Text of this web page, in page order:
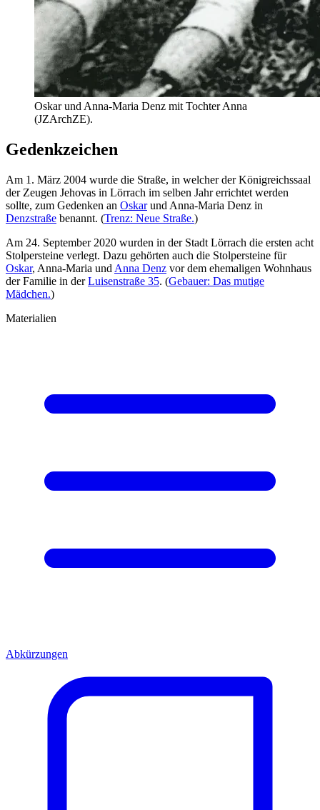
Oskar und Anna-Maria Denz mit Tochter Anna
(JZArchZE).
Gedenkzeichen
Am 1. März 2004 wurde die Straße, in welcher der Königreichssaal
der Zeugen Jehovas in Lörrach im selben Jahr errichtet werden
sollte, zum Gedenken an Oskarund Anna-Maria Denz in
Denzstraße benannt. (Trenz: Neue Straße.)
Am 24. September 2020 wurden in der Stadt Lörrach die ersten acht
Stolpersteine verlegt. Dazu gehörten auch die Stolpersteine für
Oskar, Anna-Maria und Anna Denz vor dem ehemaligen Wohnhaus
der Familie in derLuisenstraße 35. (Gebauer: Das mutige
Mädchen.)
Materialien
Abkürzungen